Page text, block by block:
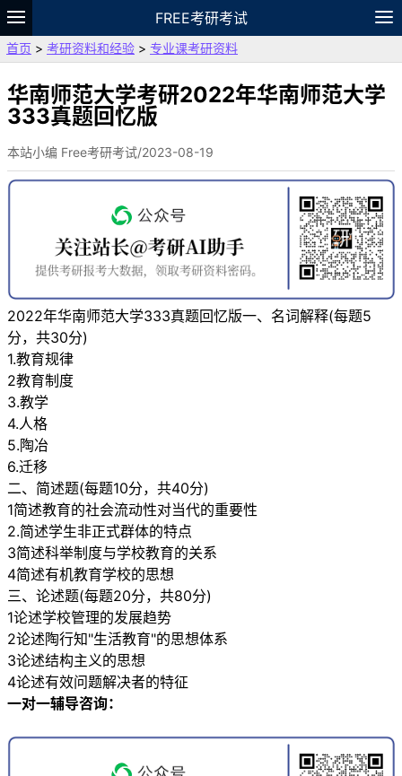
FREE考研考试
题库
故事 专题 APP
VIP
资料
首页 > 考研资料和经验 > 专业课考研资料
华南师范大学考研2022年华南师范大学
333真题回忆版
本站小编 Free考研考试/2023-08-19
2022年华南师范大学333真题回忆版一、名词解释(每题5
分，共30分)
1.教育规律
2教育制度
3.教学
4.人格
5.陶冶
6.迁移
二、简述题(每题10分，共40分)
1简述教育的社会流动性对当代的重要性
2.简述学生非正式群体的特点
3简述科举制度与学校教育的关系
4简述有机教育学校的思想
三、论述题(每题20分，共80分)
1论述学校管理的发展趋势
2论述陶行知"生活教育"的思想体系
3论述结构主义的思想
4论述有效问题解决者的特征
一对一辅导咨询：